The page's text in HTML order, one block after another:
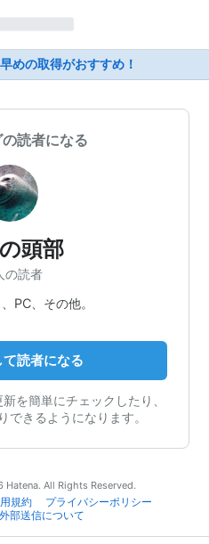
めの取得がおすすめ！
読者になる
頭部
の読者
PC、その他。
読者になる
を簡単にチェックしたり、
できるようになります。
All Rights Reserved.
規約
プライバシーポリシー
部送信について